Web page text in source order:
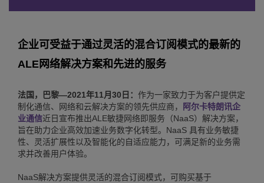
企业可受益于通过灵活的混合订阅模式的最新的
ALE网络解决方案和先进的服务
法国，巴黎—2021年11月30日： 作为一家致力于为客户提供定
制化通信、网络和云解决方案的领先供应商，
阿尔卡特朗讯企
业通信近日宣布推出ALE敏捷网络即服务（NaaS）解决方案，
旨在助力企业高效加速业务数字化转型。NaaS 具有业务敏捷
性、灵活扩展性以及智能化的自适应能力，可满足新的业务需
求并改善用户体验。
NaaS解决方案提供灵活的混合订阅模式，可购买基于